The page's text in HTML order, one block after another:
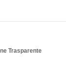
Trasparente